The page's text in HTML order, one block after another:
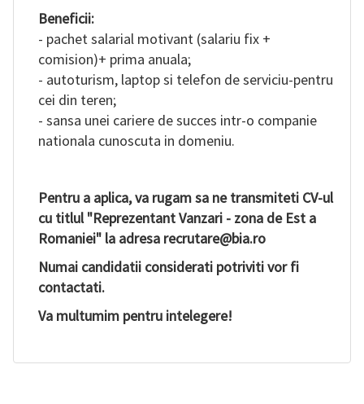
Beneficii:
- pachet salarial motivant (salariu fix +
comision)+ prima anuala;
- autoturism, laptop si telefon de serviciu-pentru
cei din teren;
- sansa unei cariere de succes intr-o companie
nationala cunoscuta in domeniu.
Pentru a aplica, va rugam sa ne transmiteti CV-ul
cu titlul "Reprezentant Vanzari - zona de Est a
Romaniei" la adresa recrutare@bia.ro
Numai candidatii considerati potriviti vor fi
contactati.
Va multumim pentru intelegere!